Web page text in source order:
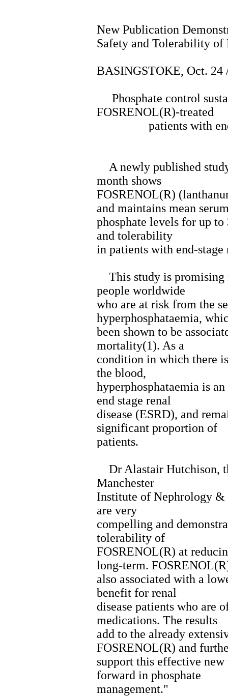
New Publication
Safety and Tolerability of
BASINGSTOKE, Oct.
Phosphate control
FOSRENOL(R)-treated
patients with end-
A newly published
month shows
FOSRENOL(R)
and maintains mean
phosphate levels for up
and tolerability
in patients with end-stage
This study is promising
people worldwide
who are at risk from the
hyperphosphataemia,
been shown to be
mortality(1). As a
condition in which there
the blood,
hyperphosphataemia is
end stage renal
disease (ESRD), and
significant proportion of
patients.
Dr Alastair Hutchison,
Manchester
Institute of Nephrology &
are very
compelling and
tolerability of
FOSRENOL(R) at
long-term.
also associated with a
benefit for renal
disease patients who are
medications. The results
add to the already
FOSRENOL(R) and
support this effective
forward in phosphate
management."